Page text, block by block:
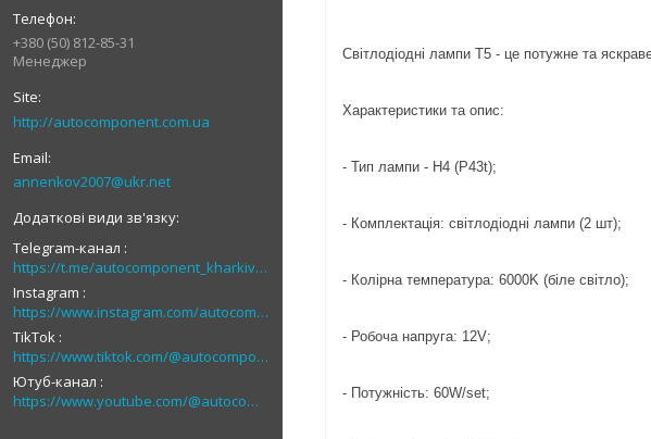
+380 (50) 812-85-31
Менеджер
http://autocomponent.com.ua
annenkov2007@ukr.net
Telegram-канал
https://t.me/autocomponent_kharkiv_autolight
Instagram
https://www.instagram.com/autocomponent
TikTok
https://www.tiktok.com/@autocomponent_1
Ютуб-канал
https://www.youtube.com/@autocomponent_ua
Світлодіодні лампи T5 - це потужне та
Характеристики та опис:
- Тип лампи - H4 (P43t);
- Комплектація: світлодіодні лампи (2 шт);
- Колірна температура: 6000K (біле світло);
- Робоча напруга: 12V;
- Потужність: 60W/set;